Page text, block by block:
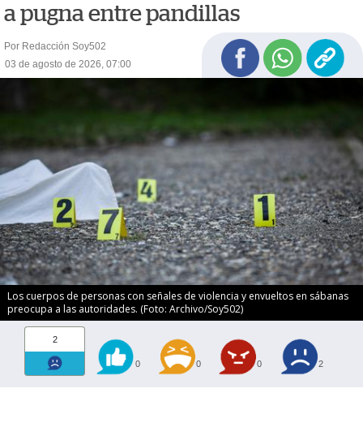
a pugna entre pandillas
Por Redacción Soy502
03 de agosto de 2026, 07:00
Los cuerpos de personas con señales de violencia y envueltos en sábanas
preocupa a las autoridades. (Foto: Archivo/Soy502)
2
0 0 0 2